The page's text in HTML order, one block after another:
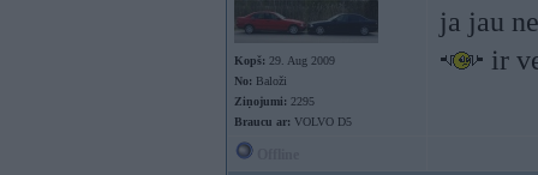
Kopš: 29. Aug 2009
No: Baloži
Ziņojumi: 2295
Braucu ar: VOLVO D5
ja jau
ir